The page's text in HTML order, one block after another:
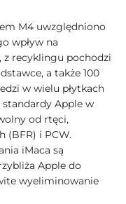
M4 uwzględniono
wpływ na
z recyklingu pochodzi
a także 100
w wielu płytkach
standardy Apple w
od rtęci,
(BFR) i PCW.
iMaca są
Apple do
wyeliminowanie